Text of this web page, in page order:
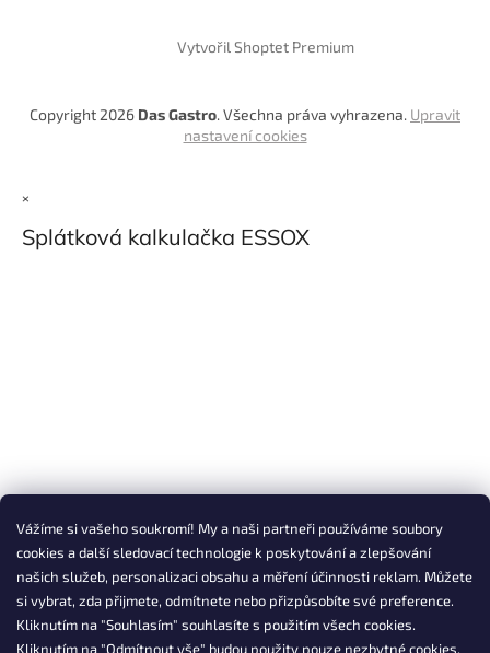
Vážíme si vašeho soukromí! My a naši partneři používáme soubory
cookies a další sledovací technologie k poskytování a zlepšování
našich služeb, personalizaci obsahu a měření účinnosti reklam. Můžete
si vybrat, zda přijmete, odmítnete nebo přizpůsobíte své preference.
Kliknutím na "Souhlasím" souhlasíte s použitím všech cookies.
Kliknutím na "Odmítnout vše" budou použity pouze nezbytné cookies.
Vytvořil Shoptet Premium
Copyright 2026 Das Gastro. Všechna práva vyhrazena. Upravit
nastavení cookies
×
Splátková kalkulačka ESSOX